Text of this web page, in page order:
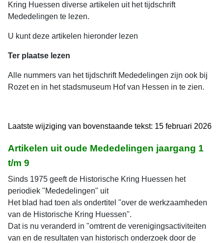
Kring Huessen diverse artikelen uit het tijdschrift
Mededelingen te lezen.
U kunt deze artikelen hieronder lezen
Ter plaatse lezen
Alle nummers van het tijdschrift Mededelingen zijn ook bij
Rozet en in het stadsmuseum Hof van Hessen in te zien.
Laatste wijziging van bovenstaande tekst: 15 februari 2026
Artikelen uit oude Mededelingen jaargang 1
t/m 9
Sinds 1975 geeft de Historische Kring Huessen het
periodiek "Mededelingen" uit
Het blad had toen als ondertitel "over de werkzaamheden
van de Historische Kring Huessen".
Dat is nu veranderd in "omtrent de verenigingsactiviteiten
van en de resultaten van historisch onderzoek door de